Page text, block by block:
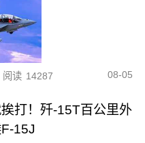
阅读 14287 08-05
打！歼-15T百公里外
15J